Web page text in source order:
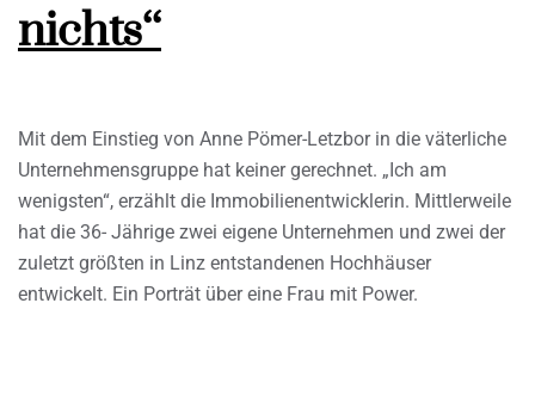
nichts‘‘
Mit dem Einstieg von Anne Pömer-Letzbor in die väterliche
Unternehmensgruppe hat keiner gerechnet. „Ich am
wenigsten“, erzählt die Immobilienentwicklerin. Mittlerweile
hat die 36- Jährige zwei eigene Unternehmen und zwei der
zuletzt größten in Linz entstandenen Hochhäuser
entwickelt. Ein Porträt über eine Frau mit Power.